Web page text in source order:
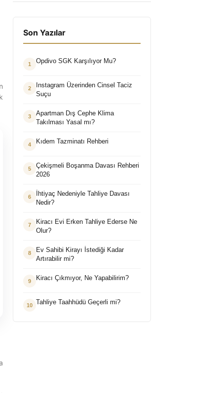
Son Yazılar
1 Opdivo SGK Karşılıyor Mu?
2
Instagram Üzerinden Cinsel Taciz
Suçu
3
Apartman Dış Cephe Klima
Takılması Yasal mı?
4 Kıdem Tazminatı Rehberi
5
Çekişmeli Boşanma Davası Rehberi
2026
6
İhtiyaç Nedeniyle Tahliye Davası
Nedir?
7
Kiracı Evi Erken Tahliye Ederse Ne
Olur?
8
Ev Sahibi Kirayı İstediği Kadar
Artırabilir mi?
9 Kiracı Çıkmıyor, Ne Yapabilirim?
10 Tahliye Taahhüdü Geçerli mi?